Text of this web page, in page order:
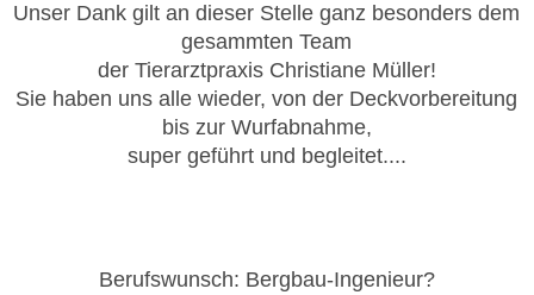
Unser Dank gilt an dieser Stelle ganz besonders dem
gesammten Team
der Tierarztpraxis Christiane Müller!
Sie haben uns alle wieder, von der Deckvorbereitung
bis zur Wurfabnahme,
super geführt und begleitet....
Berufswunsch: Bergbau-Ingenieur?